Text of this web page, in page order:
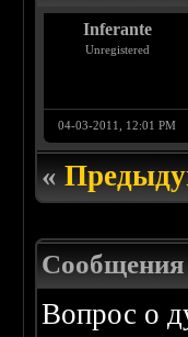
Inferante
Unregistered
04-03-2011, 12:01 PM
«
Сообщения
Вопрос о